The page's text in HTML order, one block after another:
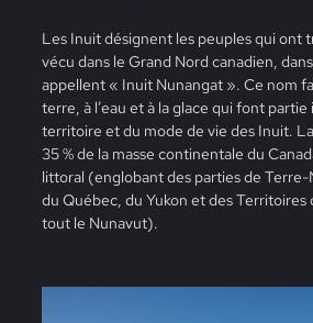
Les Inuit désignent les peuples qui ont
vécu dans le Grand Nord canadien,
appellent « Inuit Nunangat ». Ce nom
terre, à l’eau et à la glace qui font
territoire et du mode de vie des Inuit.
35 % de la masse continentale du
littoral (englobant des parties de
du Québec, du Yukon et des
tout le Nunavut).